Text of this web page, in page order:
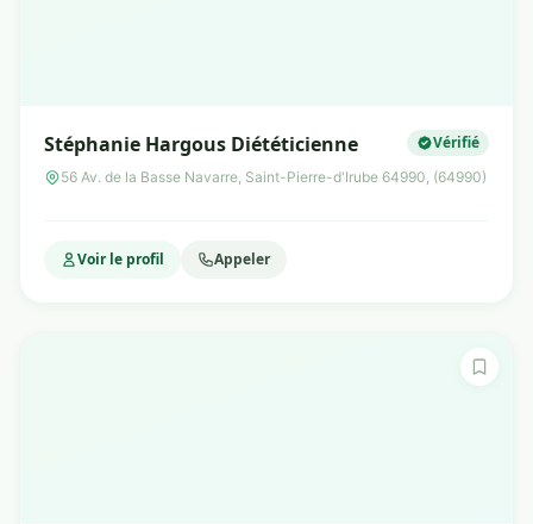
Stéphanie Hargous Diététicienne Vérifié
56 Av. de la Basse Navarre, Saint-Pierre-d'Irube 64990, (64990)
Voir le profil Appeler